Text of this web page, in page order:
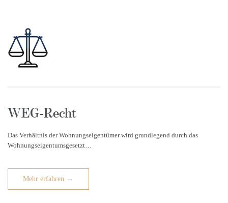
WEG-Recht
Das Verhältnis der Wohnungseigentümer wird grundlegend durch das
Wohnungseigentumsgesetzt…
Mehr erfahren →